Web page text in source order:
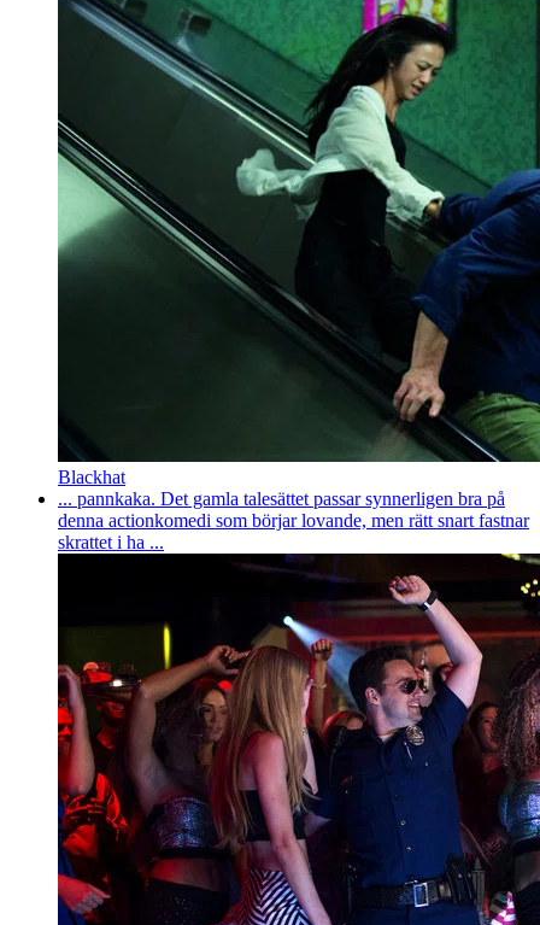
Blackhat
... pannkaka. Det gamla talesättet passar synnerligen bra på
denna actionkomedi som börjar lovande, men rätt snart fastnar
skrattet i ha ...